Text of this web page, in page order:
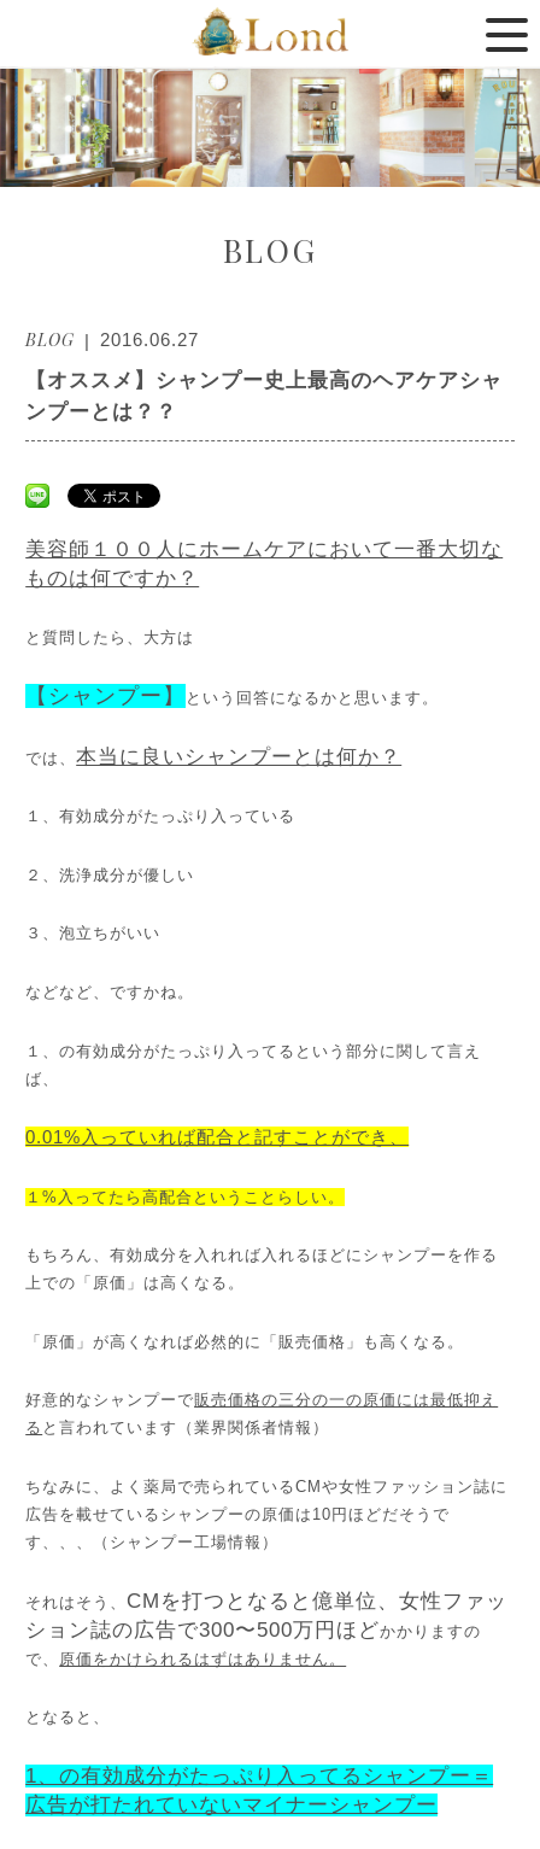
BLOG
BLOG 2016.06.27
【オススメ】シャンプー史上最高のヘアケアシャ
ンプーとは？？
美容師１００人にホームケアにおいて一番大切な
ものは何ですか？
と質問したら、大方は
【シャンプー】 という回答になるかと思います。
では、本当に良いシャンプーとは何か？
１、有効成分がたっぷり入っている
２、洗浄成分が優しい
３、泡立ちがいい
などなど、ですかね。
１、の有効成分がたっぷり入ってるという部分に関して言え
ば、
0.01%入っていれば配合と記すことができ、
１%入ってたら高配合ということらしい。
もちろん、有効成分を入れれば入れるほどにシャンプーを作る
上での「原価」は高くなる。
「原価」が高くなれば必然的に「販売価格」も高くなる。
好意的なシャンプーで販売価格の三分の一の原価には最低抑え
る と言われています（業界関係者情報）
ちなみに、よく薬局で売られているCMや女性ファッション誌に
広告を載せているシャンプーの原価は10円ほどだそうで
す、、、（シャンプー工場情報）
それはそう、 CMを打つとなると億単位、女性ファッ
ション誌の広告で300〜500万円ほどかかりますの
で、
原価をかけられるはずはありません。
となると、
1、の有効成分がたっぷり入ってるシャンプー＝
広告が打たれていないマイナーシャンプー